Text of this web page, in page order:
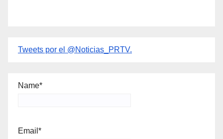
Tweets por el @Noticias_PRTV.
Name*
Email*